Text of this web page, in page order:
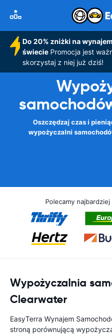
Do 20% zniżki na
świeciePromocja jest
skorzystaj z niej już dziś!
Oszczędzaj czas i
wypożyczalni
Polecamy
Wypożyczalnia
Clearwater
EasyTerra Wynajem
stroną porównującą